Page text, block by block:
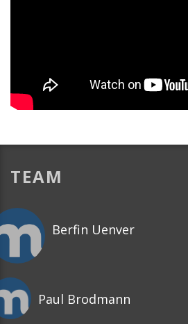
TEAM
Berfin Uenver
Paul Brodmann